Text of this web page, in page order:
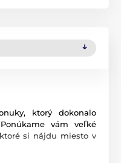
ktorý dokonalo
vám veľké
si nájdu miesto v